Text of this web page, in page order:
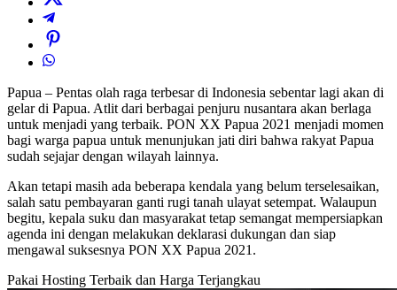
Papua – Pentas olah raga terbesar di Indonesia sebentar lagi akan di
gelar di Papua. Atlit dari berbagai penjuru nusantara akan berlaga
untuk menjadi yang terbaik. PON XX Papua 2021 menjadi momen
bagi warga papua untuk menunjukan jati diri bahwa rakyat Papua
sudah sejajar dengan wilayah lainnya.
Akan tetapi masih ada beberapa kendala yang belum terselesaikan,
salah satu pembayaran ganti rugi tanah ulayat setempat. Walaupun
begitu, kepala suku dan masyarakat tetap semangat mempersiapkan
agenda ini dengan melakukan deklarasi dukungan dan siap
mengawal suksesnya PON XX Papua 2021.
Pakai Hosting Terbaik dan Harga Terjangkau